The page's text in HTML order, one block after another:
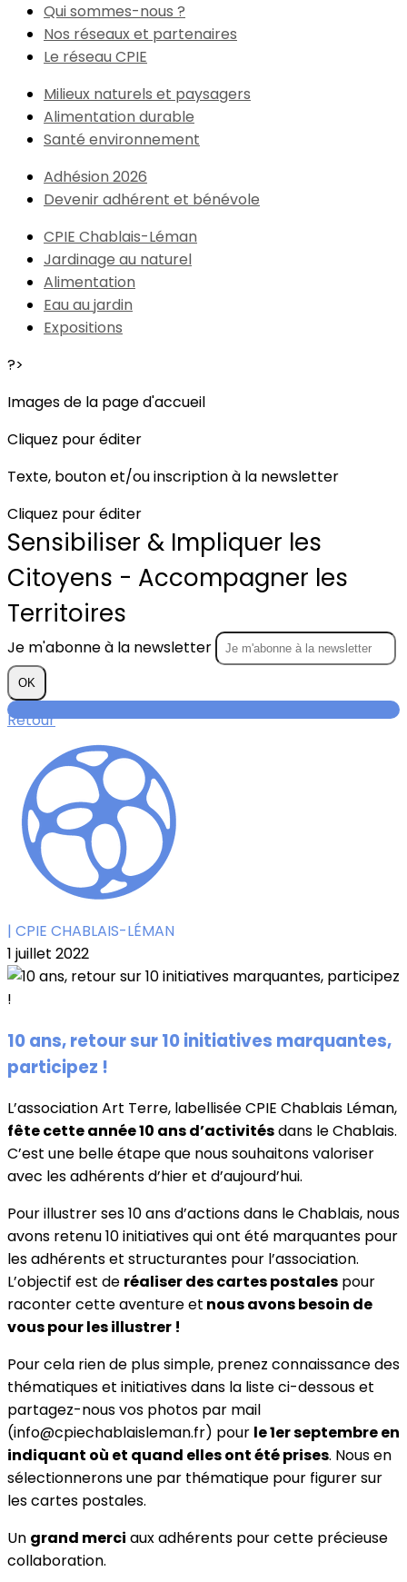
Qui sommes-nous ?
Nos réseaux et partenaires
Le réseau CPIE
Milieux naturels et paysagers
Alimentation durable
Santé environnement
Adhésion 2026
Devenir adhérent et bénévole
CPIE Chablais-Léman
Jardinage au naturel
Alimentation
Eau au jardin
Expositions
?>
Images de la page d'accueil
Cliquez pour éditer
Texte, bouton et/ou inscription à la newsletter
Cliquez pour éditer
Sensibiliser & Impliquer les
Citoyens - Accompagner les
Territoires
Je m'abonne à la newsletter
OK
Retour
| CPIE CHABLAIS-LÉMAN
1 juillet 2022
10 ans, retour sur 10 initiatives marquantes,
participez !
L’association Art Terre, labellisée CPIE Chablais Léman,
fête cette année 10 ans d’activitésdans le Chablais.
C’est une belle étape que nous souhaitons valoriser
avec les adhérents d’hier et d’aujourd’hui.
Pour illustrer ses 10 ans d’actions dans le Chablais, nous
avons retenu 10 initiatives qui ont été marquantes pour
les adhérents et structurantes pour l’association.
L’objectif est de réaliser des cartes postales pour
raconter cette aventure et nous avons besoin de
vous pour les illustrer !
Pour cela rien de plus simple, prenez connaissance des
thématiques et initiatives dans la liste ci-dessous et
partagez-nous vos photos par mail
(info@cpiechablaisleman.fr) pour le 1er septembre en
indiquant où et quand elles ont été prises. Nous en
sélectionnerons une par thématique pour figurer sur
les cartes postales.
Un grand merci aux adhérents pour cette précieuse
collaboration.